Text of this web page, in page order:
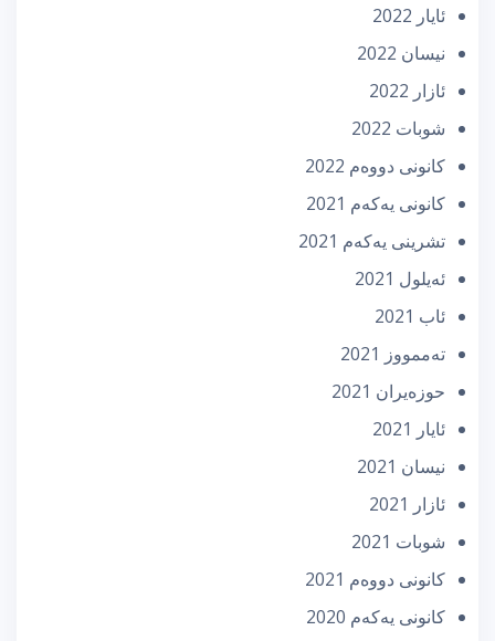
ئایار 2022
نیسان 2022
ئازار 2022
شوبات 2022
كانونی دووه‌م 2022
كانونی یه‌كه‌م 2021
تشرینی یه‌كه‌م 2021
ئه‌یلول 2021
ئاب 2021
تەممووز 2021
حوزه‌یران 2021
ئایار 2021
نیسان 2021
ئازار 2021
شوبات 2021
كانونی دووه‌م 2021
كانونی یه‌كه‌م 2020